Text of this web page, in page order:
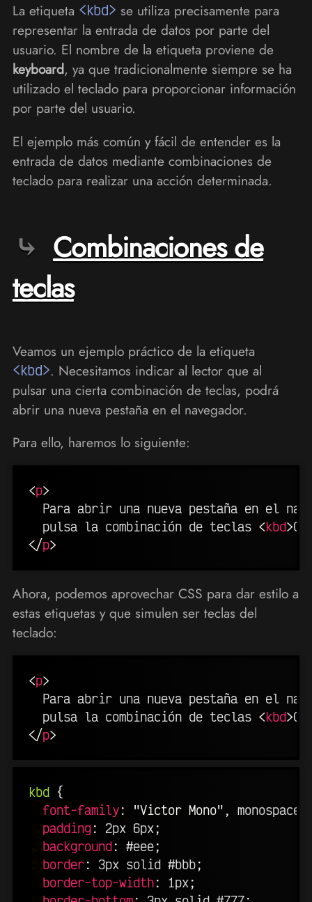
La etiqueta <kbd> se utiliza precisamente para
representar la entrada de datos por parte del
usuario. El nombre de la etiqueta proviene de
keyboard, ya que tradicionalmente siempre se ha
utilizado el teclado para proporcionar información
por parte del usuario.
El ejemplo más común y fácil de entender es la
entrada de datos mediante combinaciones de
teclado para realizar una acción determinada.
Combinaciones de
teclas
Veamos un ejemplo práctico de la etiqueta
<kbd>. Necesitamos indicar al lector que al
pulsar una cierta combinación de teclas, podrá
abrir una nueva pestaña en el navegador.
Para ello, haremos lo siguiente:
<p>
Para abrir una nueva pestaña en el
  pulsa la combinación de teclas
<kbd>
</p>
Ahora, podemos aprovechar CSS para dar estilo a
estas etiquetas y que simulen ser teclas del
teclado:
<p>
Para abrir una nueva pestaña en el
  pulsa la combinación de teclas
<kbd>
</p>
kbd {
font-family: "Victor Mono" , monospace
padding: 2px 6px;
background: #eee;
border: 3px solid #bbb;
border-top-width: 1px;